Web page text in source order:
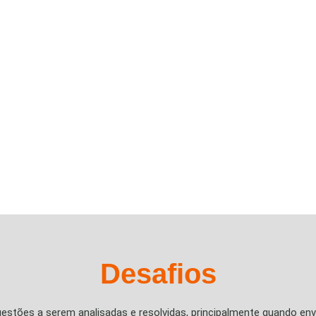
Desafios
a serem analisadas e resolvidas, principalmente quando